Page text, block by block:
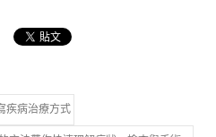
疾病治療方式